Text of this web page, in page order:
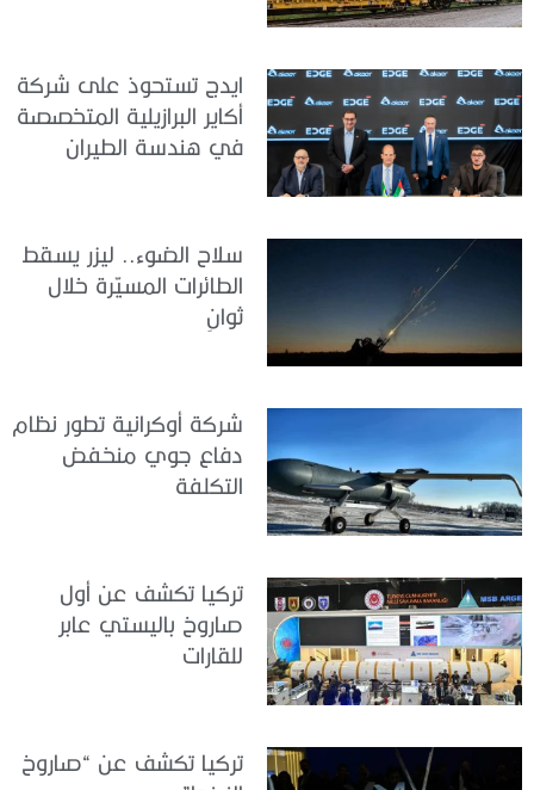
ايدج تستحوذ على شركة
أكاير البرازيلية المتخصصة
في هندسة الطيران
سلاح الضوء.. ليزر يسقط
الطائرات المسيّرة خلال
ثوانٍ
شركة أوكرانية تطور نظام
دفاع جوي منخفض
التكلفة
تركيا تكشف عن أول
صاروخ باليستي عابر
للقارات
تركيا تكشف عن “صاروخ